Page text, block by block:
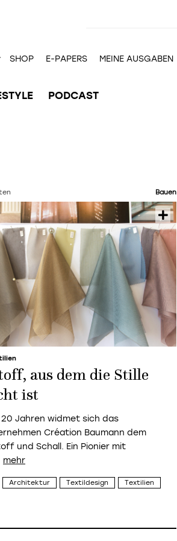
SHOP E-PAPERS MEINE AUSGABEN
PODCAST
Bauen
aus dem die Stille
ist
Jahren widmet sich das
Création Baumann dem
und Schall. Ein Pionier mit
Architektur Textildesign Textilien